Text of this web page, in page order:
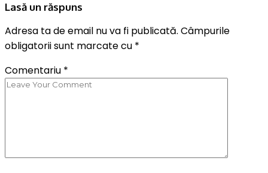
Lasă un răspuns
Adresa ta de email nu va fi publicată. Câmpurile
obligatorii sunt marcate cu *
Comentariu *